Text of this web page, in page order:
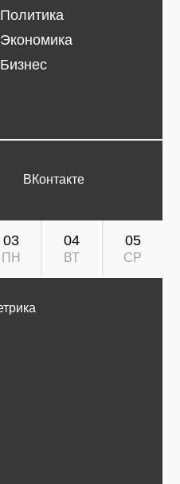
Политика
Экономика
Бизнес
ВКонтакте
03
ПН
04
ВТ
05
СР